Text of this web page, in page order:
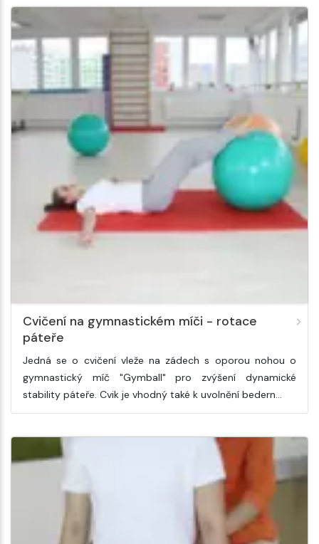
Cvičení na gymnastickém míči - rotace
páteře
Jedná se o cvičení vleže na zádech s oporou nohou o
gymnastický míč "Gymball" pro zvýšení dynamické
stability páteře. Cvik je vhodný také k uvolnění bedern…